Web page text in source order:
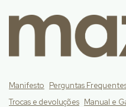
Manifesto Perguntas
Trocas e devoluções Manual e